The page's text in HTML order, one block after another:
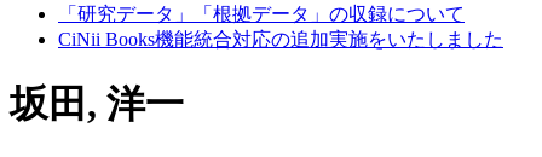
「研究データ」「根拠データ」の収録について
CiNii Books機能統合対応の追加実施をいたしました
坂田, 洋一